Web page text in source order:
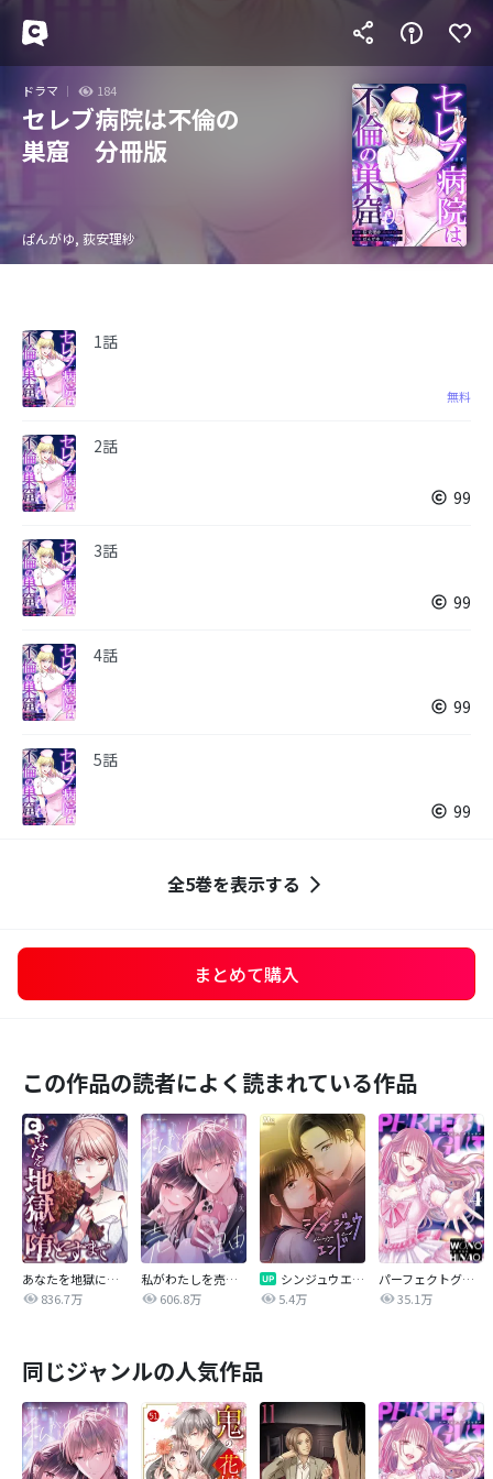
ドラマ 184
セレブ病院は不倫の
巣窟 分冊版
ぱんがゆ, 荻安理紗
1話
無料
2話
99
3話
99
4話
99
5話
99
全5巻を表示する
まとめて購入
この作品の読者によく読まれている作品
あなたを地獄に堕とすまで
836.7万
私がわたしを売る理由
606.8万
シンジュウエンド【タテヨミ】
5.4万
パーフェクトグリッター
35.1万
同じジャンルの人気作品